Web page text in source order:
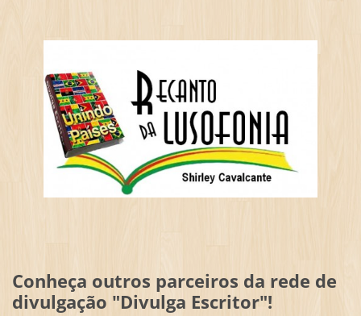
Conheça outros parceiros da rede de
divulgação "Divulga Escritor"!